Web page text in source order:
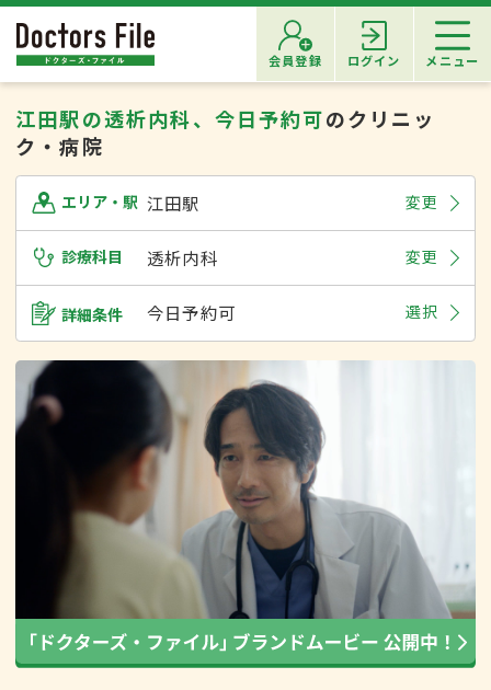
会員登録 ログイン メニュー
江田駅の透析内科、今日予約可のクリニッ
ク・病院
エリア・駅 江田駅 変更
診療科目 透析内科 変更
詳細条件 今日予約可 選択